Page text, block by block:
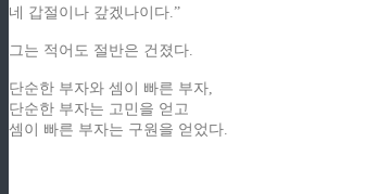
네 갑절이나 갚겠나이다.”
그는 적어도 절반은 건졌다.
단순한 부자와 셈이 빠른 부자,
단순한 부자는 고민을 얻고
셈이 빠른 부자는 구원을 얻었다.